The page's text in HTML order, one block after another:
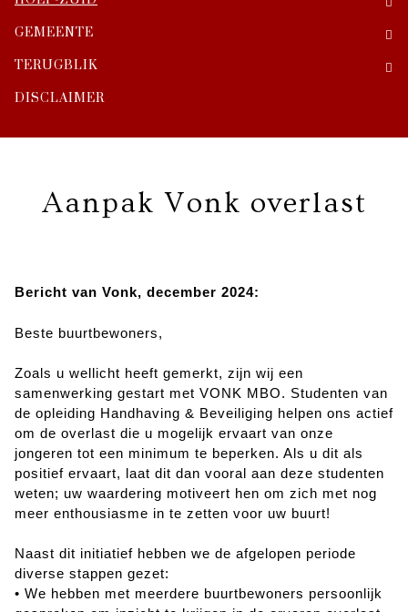
GEMEENTE
TERUGBLIK
DISCLAIMER
Aanpak Vonk overlast
Bericht van Vonk, december 2024:
Beste buurtbewoners,
Zoals u wellicht heeft gemerkt, zijn wij een
samenwerking gestart met VONK MBO. Studenten van
de opleiding Handhaving & Beveiliging helpen ons actief
om de overlast die u mogelijk ervaart van onze
jongeren tot een minimum te beperken. Als u dit als
positief ervaart, laat dit dan vooral aan deze studenten
weten; uw waardering motiveert hen om zich met nog
meer enthousiasme in te zetten voor uw buurt!
Naast dit initiatief hebben we de afgelopen periode
diverse stappen gezet:
• We hebben met meerdere buurtbewoners persoonlijk